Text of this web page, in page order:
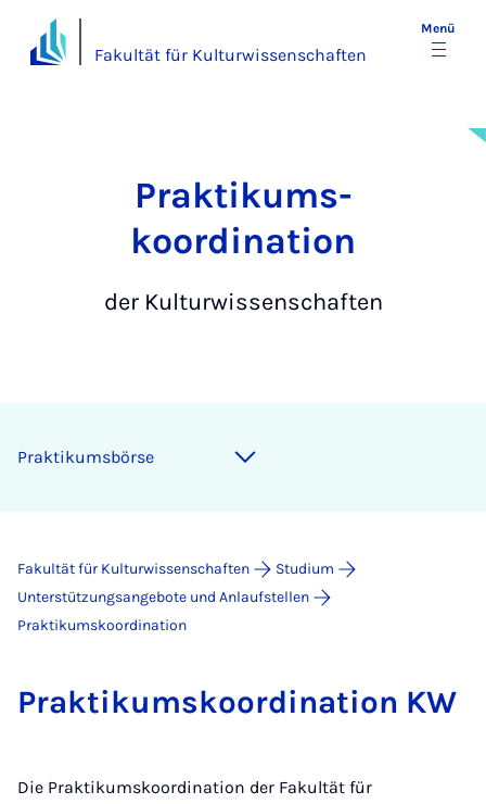
Fakultät für Kulturwissenschaften
Menü
Praktikums­
koordination
der Kulturwissenschaften
Praktikumsbörse
Fakultät für Kulturwissenschaften
Studium
Unterstützungsangebote und Anlaufstellen
Praktikumskoordination
Prak­ti­kums­ko­or­di­na­ti­on KW
Die Praktikumskoordination der Fakultät für